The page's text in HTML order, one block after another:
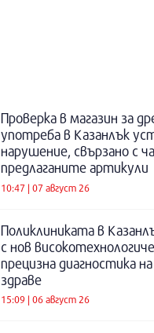
Проверка в магазин за
употреба в Казанлък
нарушение, свързано с
предлаганите артикули
10:47 | 07 август 26
Поликлиниката в
с нов
прецизна диагностика
здраве
15:09 | 06 август 26